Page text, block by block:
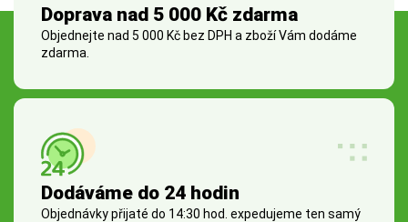
Doprava nad 5 000 Kč zdarma
Objednejte nad 5 000 Kč bez DPH a zboží Vám dodáme
zdarma.
Dodáváme do 24 hodin
Objednávky přijaté do 14:30 hod. expedujeme ten samý